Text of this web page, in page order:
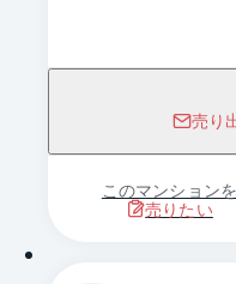
売り
このマンションを
売りたい